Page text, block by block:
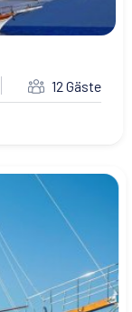
12 Gäste